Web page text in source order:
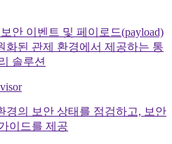
안 이벤트 및 페이로드(payload)
화된 관제 환경에서 제공하는 통
솔루션
경의 보안 상태를 점검하고, 보안
이드를 제공